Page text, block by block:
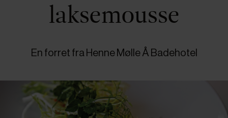
laksemousse
En forret fra Henne Mølle Å Badehotel